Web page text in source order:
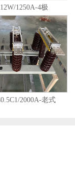
1250A-4极
2000A-老式